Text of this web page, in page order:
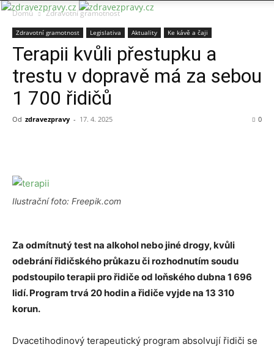
Domů Zdravotní gramotnost
Zdravotní gramotnost Legislativa Aktuality Ke kávě a čaji
Terapii kvůli přestupku a
trestu v dopravě má za sebou
1 700 řidičů
Od zdravezpravy - 17. 4. 2025 0
Ilustrační foto: Freepik.com
Za odmítnutý test na alkohol nebo jiné drogy, kvůli
odebrání řidičského průkazu či rozhodnutím soudu
podstoupilo terapii pro řidiče od loňského dubna 1 696
lidí. Program trvá 20 hodin a řidiče vyjde na 13 310
korun.
Dvacetihodinový terapeutický program absolvují řidiči se